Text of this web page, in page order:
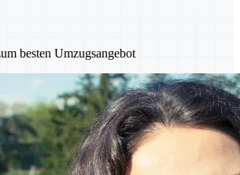
besten Umzugsangebot